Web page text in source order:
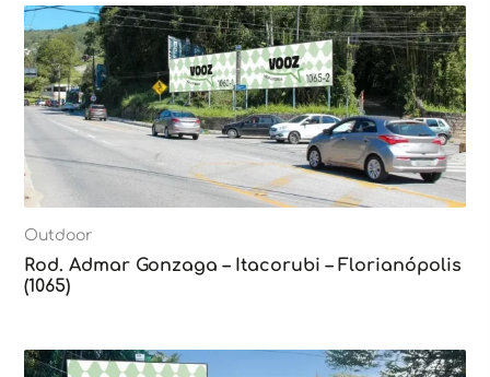
Outdoor
Rod. Admar Gonzaga – Itacorubi – Florianópolis
(1065)